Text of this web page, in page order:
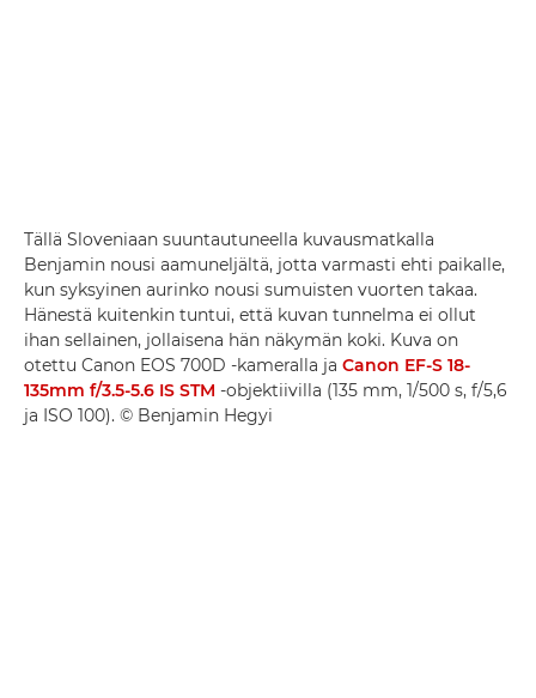
Tällä Sloveniaan suuntautuneella kuvausmatkalla
Benjamin nousi aamuneljältä, jotta varmasti ehti paikalle,
kun syksyinen aurinko nousi sumuisten vuorten takaa.
Hänestä kuitenkin tuntui, että kuvan tunnelma ei ollut
ihan sellainen, jollaisena hän näkymän koki. Kuva on
otettu Canon EOS 700D -kameralla ja Canon EF-S 18-
135mm f/3.5-5.6 IS STM -objektiivilla (135 mm, 1/500 s, f/5,6
ja ISO 100). © Benjamin Hegyi